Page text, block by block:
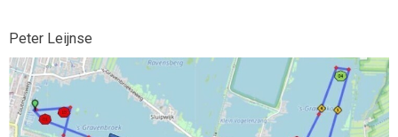
Peter Leijnse